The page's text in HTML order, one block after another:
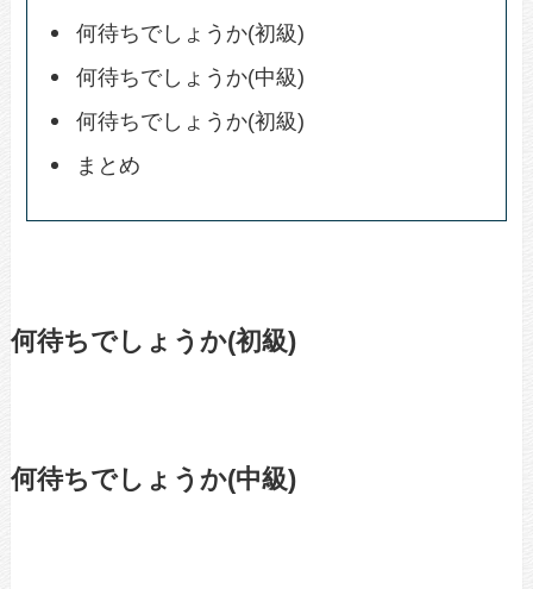
何待ちでしょうか(初級)
何待ちでしょうか(中級)
何待ちでしょうか(初級)
まとめ
何待ちでしょうか(初級)
何待ちでしょうか(中級)